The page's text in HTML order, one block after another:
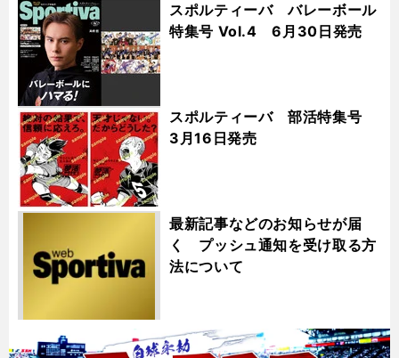
スポルティーバ バレーボール
特集号 Vol.4 6月30日発売
スポルティーバ 部活特集号
3月16日発売
最新記事などのお知らせが届
く プッシュ通知を受け取る方
法について